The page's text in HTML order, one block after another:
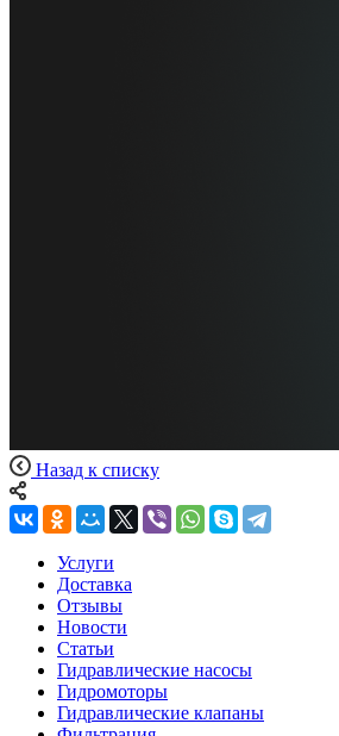
Назад к списку
Услуги
Доставка
Отзывы
Новости
Статьи
Гидравлические насосы
Гидромоторы
Гидравлические клапаны